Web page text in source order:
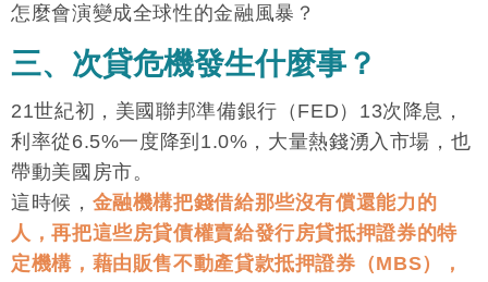
怎麼會演變成全球性的金融風暴？
三、次貸危機發生什麼事？
21世紀初，美國聯邦準備銀行（FED）13次降息，
利率從6.5%一度降到1.0%，大量熱錢湧入市場，也
帶動美國房市。
這時候， 金融機構把錢借給那些沒有償還能力的
人，再把這些房貸債權賣給發行房貸抵押證券的特
定機構，藉由販售不動產貸款抵押證券（MBS），